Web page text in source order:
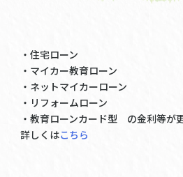
・住宅ローン
・マイカー教育ローン
・ネットマイカーローン
・リフォームローン
・教育ローンカード型 の金利等が
詳しくはこちら